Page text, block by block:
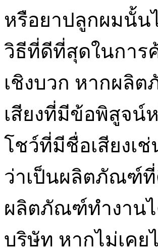
หรือยาปลูกผมนั้น
วิธีที่ดีที่สุดในกา
เชิงบวก หากผลิ
เสียงที่มีข้อพิสูจน์
โชว์ที่มีชื่อเสียงเ
ว่าเป็นผลิตภัณฑ์
ผลิตภัณฑ์ทำงานไ
บริษัท หากไม่เค